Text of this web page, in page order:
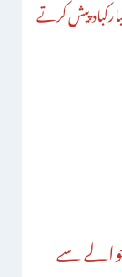
سے